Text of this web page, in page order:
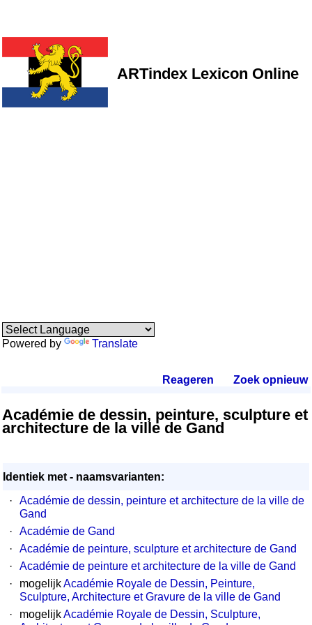
ARTindex Lexicon Online
Powered by Translate
Reageren Zoek opnieuw.
Académie de dessin, peinture, sculpture et
architecture de la ville de Gand
Identiek met - naamsvarianten:
·
Académie de dessin, peinture et architecture de la ville de
Gand
·
Académie de Gand
·
Académie de peinture, sculpture et architecture de Gand
·
Académie de peinture et architecture de la ville de Gand
·
mogelijkAcadémie Royale de Dessin, Peinture,
Sculpture, Architecture et Gravure de la ville de Gand
·
mogelijkAcadémie Royale de Dessin, Sculpture,